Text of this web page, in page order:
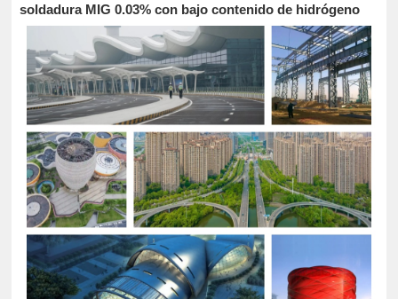
soldadura MIG 0.03% con bajo contenido de hidrógeno